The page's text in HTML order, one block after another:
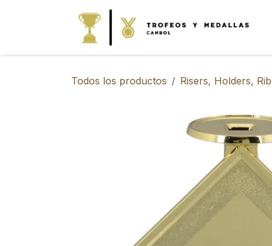
Todos los productos Risers, Holders,